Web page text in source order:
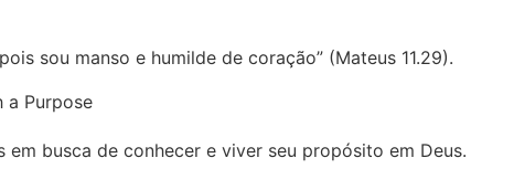
sou manso e humilde de coração” (Mateus 11.29).
busca de conhecer e viver seu propósito em Deus.